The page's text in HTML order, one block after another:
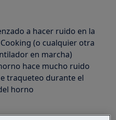
a hacer ruido en la
(o cualquier otra
en marcha)
hace mucho ruido
traqueteo durante el
horno